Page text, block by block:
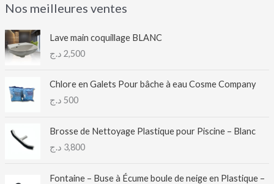
Nos meilleures ventes
Lave main coquillage BLANC
2,500 د.ج
Chlore en Galets Pour bâche à eau Cosme Company
500 د.ج
Brosse de Nettoyage Plastique pour Piscine – Blanc
3,800 د.ج
Fontaine – Buse à Écume boule de neige en Plastique –